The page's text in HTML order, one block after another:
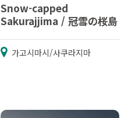
Snow-capped
Sakurajjima / 冠雪の桜島
가고시마시/사쿠라지마